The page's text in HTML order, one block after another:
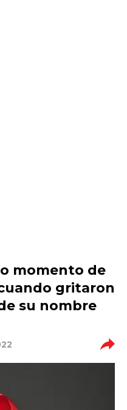
momento de
gritaron
su nombre